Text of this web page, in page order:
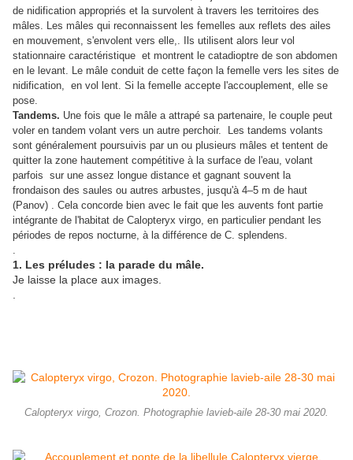
de nidification appropriés et la survolent à travers les territoires des
mâles. Les mâles qui reconnaissent les femelles aux reflets des ailes
en mouvement, s'envolent vers elle,. Ils utilisent alors leur vol
stationnaire caractéristique et montrent le catadioptre de son abdomen
en le levant. Le mâle conduit de cette façon la femelle vers les sites de
nidification, en vol lent. Si la femelle accepte l'accouplement, elle se
pose.
Tandems. Une fois que le mâle a attrapé sa partenaire, le couple peut
voler en tandem volant vers un autre perchoir. Les tandems volants
sont généralement poursuivis par un ou plusieurs mâles et tentent de
quitter la zone hautement compétitive à la surface de l'eau, volant
parfois sur une assez longue distance et gagnant souvent la
frondaison des saules ou autres arbustes, jusqu'à 4–5 m de haut
(Panov) . Cela concorde bien avec le fait que les auvents font partie
intégrante de l'habitat de Calopteryx virgo, en particulier pendant les
périodes de repos nocturne, à la différence de C. splendens.
​​​​​​​.
1. Les préludes : la parade du mâle.
Je laisse la place aux images.
Calopteryx virgo, Crozon. Photographie lavieb-aile 28-30 mai 2020.